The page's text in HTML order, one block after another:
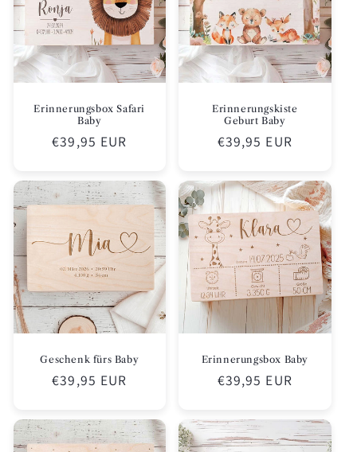
Erinnerungsbox Safari
Baby
Normaler
€39,95 EUR
Erinnerungskiste
Geburt Baby
Normaler
€39,95 EUR
Geschenk fürs Baby
Normaler
€39,95 EUR
Erinnerungsbox Baby
Normaler
€39,95 EUR